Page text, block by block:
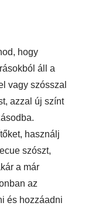
hogy
áll a
vagy szósszal
azzal új színt
használj
szószt,
a már
az
és hozzáadni